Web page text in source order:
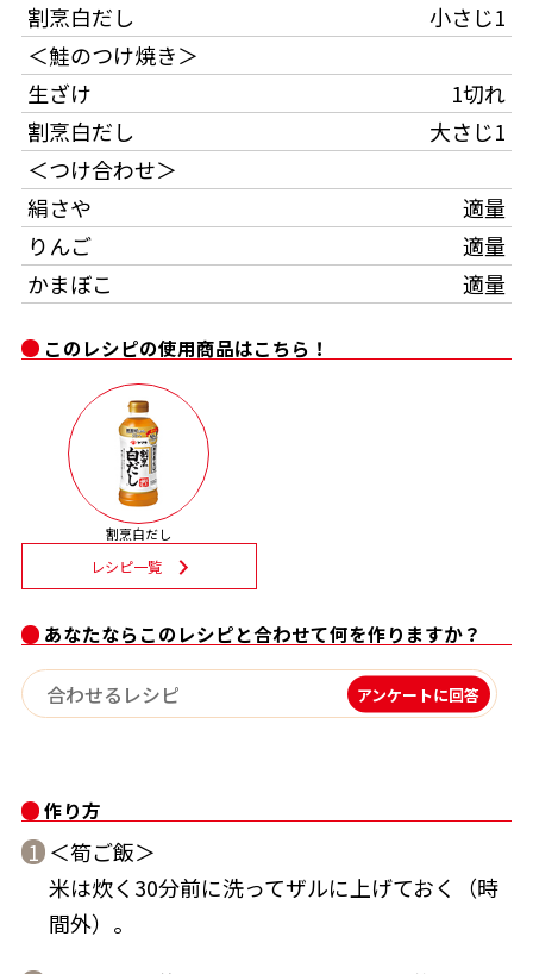
楽チン屋®
だし粉
だし巻き卵特集
かつおだしが決め手！簡単茶碗蒸し
このレシピの使用商品はこちら！
割烹白だし
レシピ一覧
あなたならこのレシピと合わせて何を作りますか？
アンケートに回答
作り方
1 ＜筍ご飯＞
米は炊く30分前に洗ってザルに上げておく（時
間外）。
割烹白だし
小さじ1
＜鮭のつけ焼き＞
生ざけ
1切れ
割烹白だし
大さじ1
＜つけ合わせ＞
絹さや
適量
りんご
適量
かまぼこ
適量